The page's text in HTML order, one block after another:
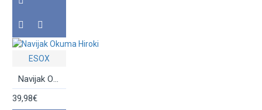
ESOX
Navijak Okuma Hiroki
39,98€